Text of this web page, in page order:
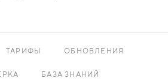
ТАРИФЫ ОБНОВЛЕНИЯ
БАЗА ЗНАНИЙ